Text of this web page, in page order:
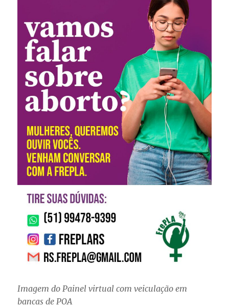
Imagem do Painel virtual com veiculação em
bancas de POA